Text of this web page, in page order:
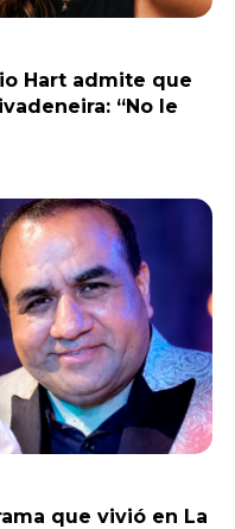
Hart admite que
“No le
que vivió en La